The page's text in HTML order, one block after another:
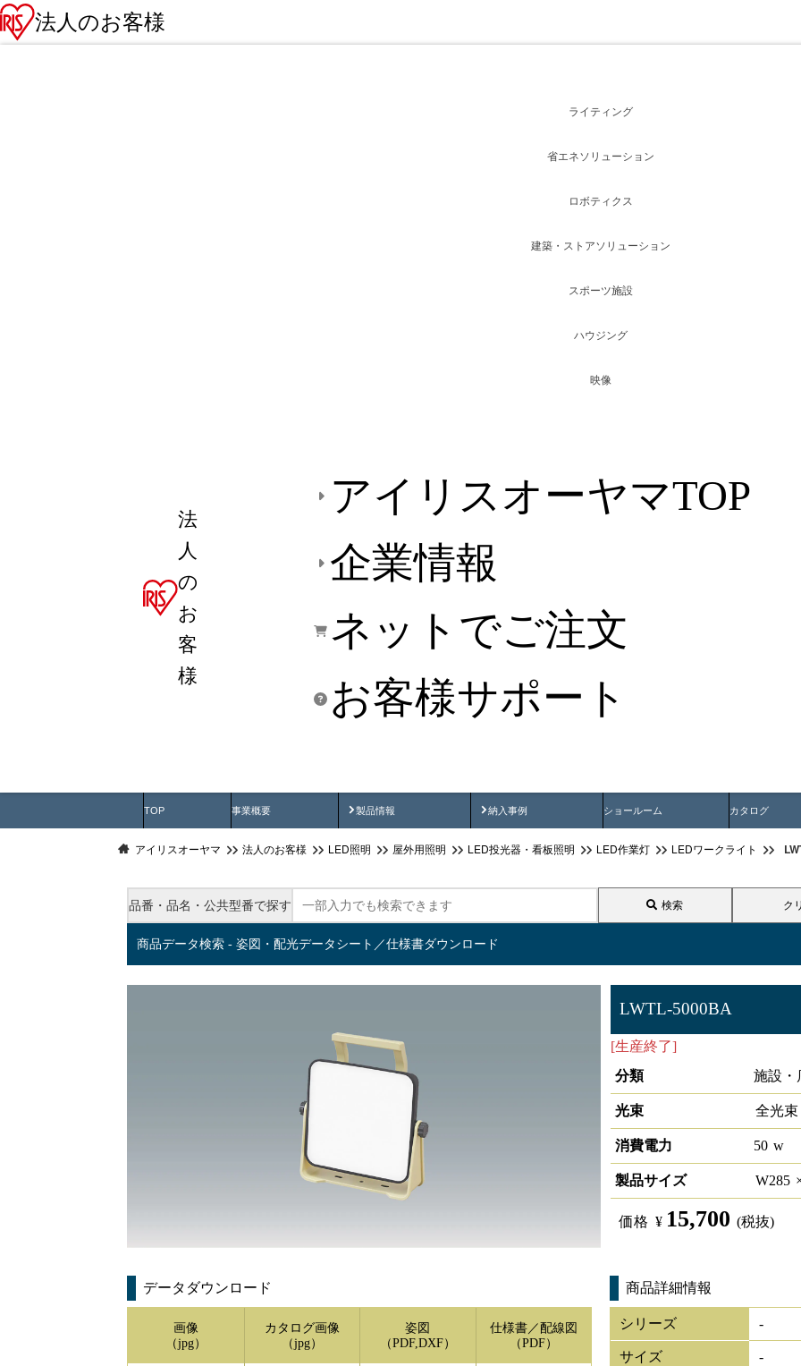
法人のお客様
法
人
の
お
客
様
アイリスオーヤマTOP
企業情報
ネットでご注文
お客様サポート
ライティング
省エネソリューション
ロボティクス
建築・ストアソリューション
スポーツ施設
ハウジング
映像
TOP 事業概要 製品情報
製品動画 納入事例
納入事例動画 ショールーム カタログ
アイリスオーヤマ 法人のお客様 LED照明 屋外用照明 LED投光器・看板照明 LED作業灯 LEDワークライト
品番・品名・公共型番で探す 検索 ク
商品データ検索 - 姿図・配光データシート／仕様書ダウンロード
LWTL-5000BA
[生産終了]
分類
施設
光束 全光束
消費電力 50 w
製品サイズ W285
価格 ¥ 15,700 (税抜)
データダウンロード
画像
（jpg）
カタログ画像
（jpg）
姿図
（PDF,DXF）
仕様書／配線図
（PDF）
商品詳細情報
シリーズ -
サイズ -